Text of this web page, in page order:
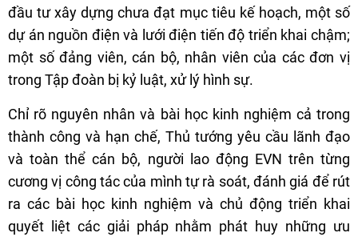
đầu tư xây dựng chưa đạt mục tiêu kế hoạch, một số
dự án nguồn điện và lưới điện tiến độ triển khai chậm;
một số đảng viên, cán bộ, nhân viên của các đơn vị
trong Tập đoàn bị kỷ luật, xử lý hình sự.
Chỉ rõ nguyên nhân và bài học kinh nghiệm cả trong
thành công và hạn chế, Thủ tướng yêu cầu lãnh đạo
và toàn thể cán bộ, người lao động EVN trên từng
cương vị công tác của mình tự rà soát, đánh giá để rút
ra các bài học kinh nghiệm và chủ động triển khai
quyết liệt các giải pháp nhằm phát huy những ưu